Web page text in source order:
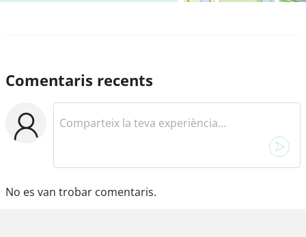
Comentaris recents
No es van trobar comentaris.